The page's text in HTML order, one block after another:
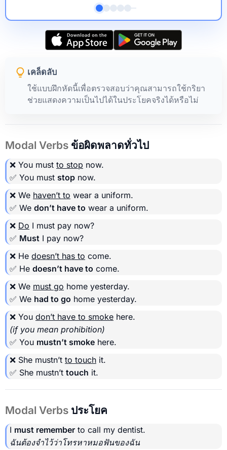
เคล็ดลับ
ใช้แบบฝึกหัดนี้เพื่อตรวจสอบว่าคุณสามารถใช้กริยา
ช่วยแสดงความเป็นไปได้ในประโยคจริงได้หรือไม่
Modal Verbs ข้อผิดพลาดทั่วไป
❌ You must to stop now.
✅ You must stop now.
❌ We haven’t to wear a uniform.
✅ We don’t have to wear a uniform.
❌ Do I must pay now?
✅ Must I pay now?
❌ He doesn’t has to come.
✅ He doesn’t have to come.
❌ We must go home yesterday.
✅ We had to go home yesterday.
❌ You don’t have to smoke here.
(if you mean prohibition)
✅ You mustn’t smoke here.
❌ She mustn’t to touch it.
✅ She mustn’t touch it.
Modal Verbs ประโยค
I must remember to call my dentist.
ฉันต้องจำไว้ว่าโทรหาหมอฟันของฉัน